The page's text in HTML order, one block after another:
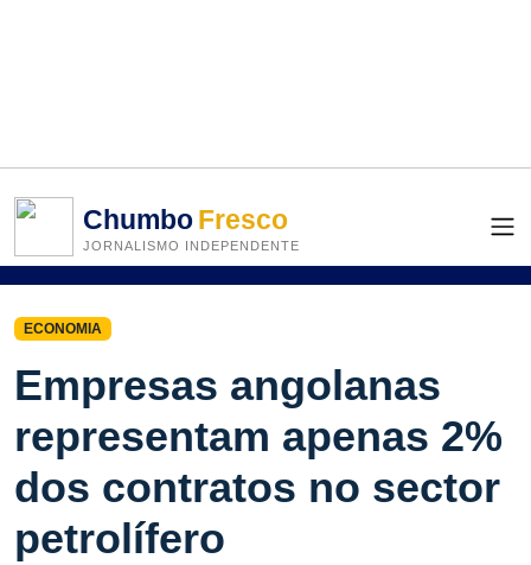
ChumboFresco
JORNALISMO INDEPENDENTE
ECONOMIA
Empresas angolanas
representam apenas 2%
dos contratos no sector
petrolífero